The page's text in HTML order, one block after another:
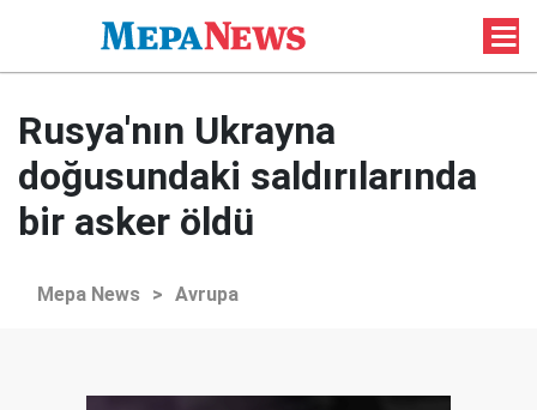
Rusya'nın Ukrayna
doğusundaki saldırılarında
bir asker öldü
Mepa News > Avrupa